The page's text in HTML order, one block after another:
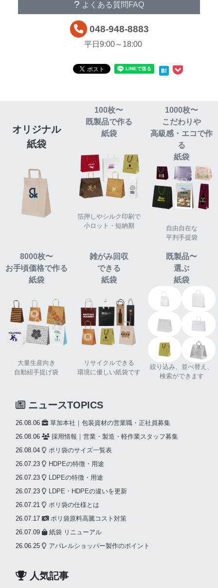
よくある質問 FAQ
048-948-8883
平日9:00～18:00
オリジナル
紙袋
100枚〜
既製品で作る
紙袋
箔押しやシルク印刷で
小ロット・短納期
1000枚〜
こだわりや
高級感・エコで作
る
紙袋
自由自在な
平判手提袋
8000枚〜
お手頃価格で作る
紙袋
大量生産向き
自動紐手提げ袋
雑がみ回収
できる
紙袋
リサイクルできる
環境に優しい紙袋です
既製品〜
選ぶ
紙袋
絞り込み、並べ替え、
検索ができます
ニュースTOPICS
26.08.06
草加本社｜包装資材の営業職・正社員募集
26.08.06
採用情報｜営業・製造・軽作業スタッフ募集
26.08.04
ポリ袋のサイズ一覧表
26.07.23
HDPEの特徴・用途
26.07.23
LDPEの特徴・用途
26.07.23
LDPE・HDPEの違いを更新
26.07.21
ポリ袋の仕様とは
26.07.17
ポリ袋原料高騰コスト対策
26.07.09
紙袋 リニューアル
26.06.25
アパレルショッパー製作のポイント
人気記事